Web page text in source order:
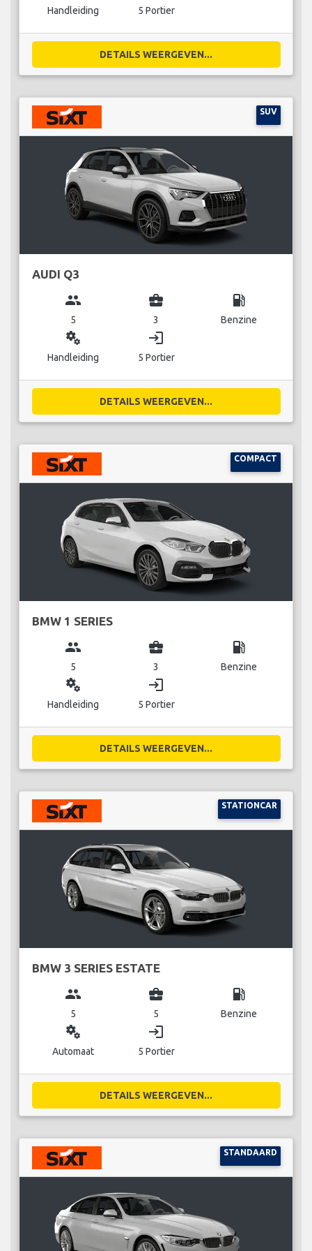
Handleiding 5 Portier
DETAILS WEERGEVEN...
SUV
AUDI Q3
group
5
business_center
3
local_gas_station
Benzine
miscellaneous_services
Handleiding
login
5 Portier
DETAILS WEERGEVEN...
COMPACT
BMW 1 SERIES
group
5
business_center
3
local_gas_station
Benzine
miscellaneous_services
Handleiding
login
5 Portier
DETAILS WEERGEVEN...
STATIONCAR
BMW 3 SERIES ESTATE
group
5
business_center
5
local_gas_station
Benzine
miscellaneous_services
Automaat
login
5 Portier
DETAILS WEERGEVEN...
STANDAARD